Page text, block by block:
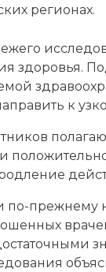
регионах.
здоровья.
к
по-прежнему